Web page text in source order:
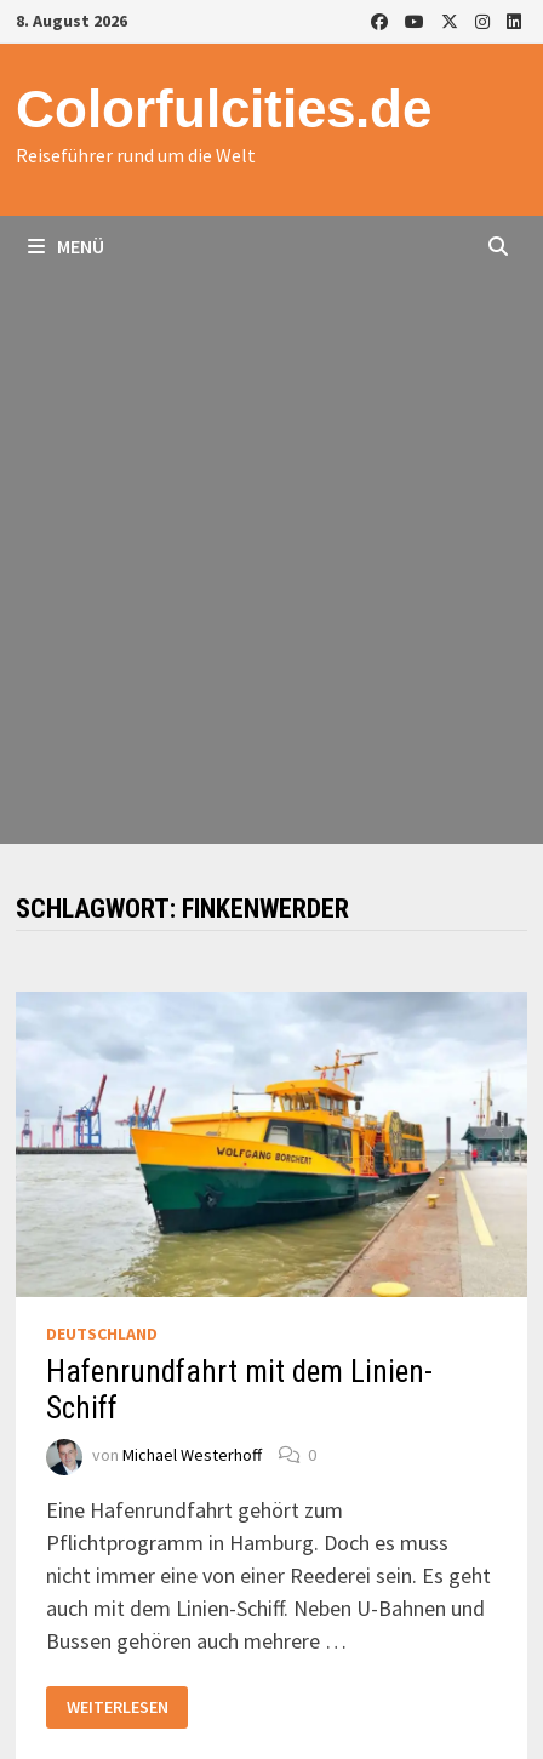
Zurück
zum
8. August 2026
Colorfulcities.de
Reiseführer rund um die Welt
MENÜ
SCHLAGWORT: FINKENWERDER
DEUTSCHLAND
Hafenrundfahrt mit dem Linien-
Schiff
von Michael Westerhoff 0
Eine Hafenrundfahrt gehört zum
Pflichtprogramm in Hamburg. Doch es muss
nicht immer eine von einer Reederei sein. Es geht
auch mit dem Linien-Schiff. Neben U-Bahnen und
Bussen gehören auch mehrere …
MIT
DEM
WEITERLESEN